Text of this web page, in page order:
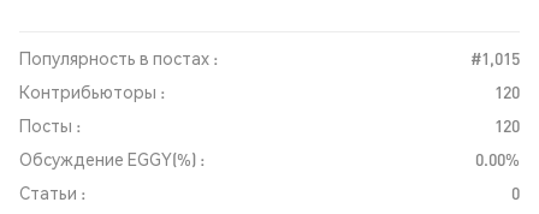
Популярность в постах :
#1,015
Контрибьюторы :
120
Посты :
120
Обсуждение EGGY(%) :
0.00%
Статьи :
0